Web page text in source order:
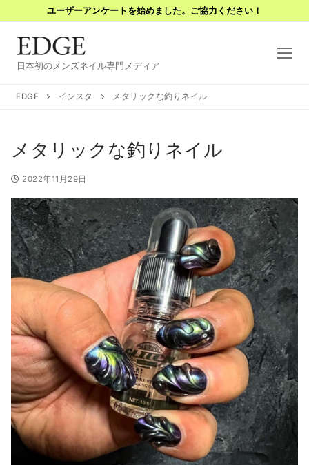
ン
ユーザーアンケートを始めました。ご協力ください！
日本初のメンズネイル専門メディア
EDGE インスタ メタリックな釣りネイル
メタリックな釣りネイル
2022年11月29日